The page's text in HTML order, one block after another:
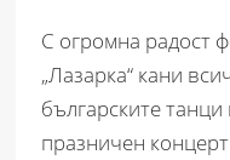
С огромна радост
„Лазарка“ кани
българските
празничен